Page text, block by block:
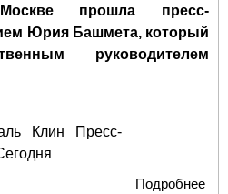
прошла пресс-
Юрия Башмета, который
руководителем
Клин
Пресс-
Подробнее